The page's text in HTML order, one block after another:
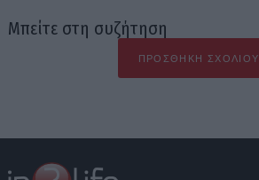
Μπείτε στη συζήτηση
ΠΡΟΣΘΉΚΗ ΣΧΟΛΊΟΥ